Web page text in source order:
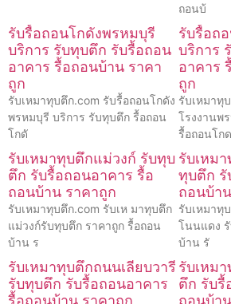
ถอนบ้
รับรื้อถอนโกดังพรหมบุรี
บริการ รับทุบตึก รับรื้อถอน
อาคาร รื้อถอนบ้าน ราคา
ถูก
รับเหมาทุบตึก.com รับรื้อถอนโกดัง
พรหมบุรี บริการ รับทุบตึก รื้อถอน
โกดั
รับรื้อถ
บริการ
อาคาร
ถูก
รับเหมาทุ
โรงงานพ
รื้อถอนโกด
รับเหมาทุบตึกแม่วงก์ รับทุบ
ตึก รับรื้อถอนอาคาร รื้อ
ถอนบ้าน ราคาถูก
รับเหมาทุบตึก.com รับเห มาทุบตึก
แม่วงก์รับทุบตึก ราคาถูก รื้อถอน
บ้าน ร
รับเหม
ทุบตึก รั
ถอนบ้า
รับเหมาทุ
โนนแดง
บ้าน รั
รับเหมาทุบตึกถนนเลียบวารี
รับทุบตึก รับรื้อถอนอาคาร
รื้อถอนบ้าน ราคาถูก
รับเหม
ตึก รับรื้
ถอนบ้า